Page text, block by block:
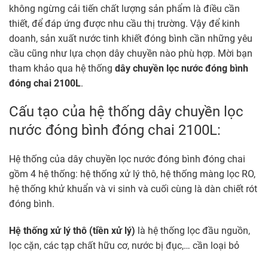
không ngừng cải tiến chất lượng sản phẩm là điều cần
thiết, để đáp ứng được nhu cầu thị trường. Vậy để kinh
doanh, sản xuất nước tinh khiết đóng bình cần những yêu
cầu cũng như lựa chọn dây chuyền nào phù hợp. Mời bạn
tham khảo qua hệ thống dây chuyền lọc nước đóng bình
đóng chai 2100L.
Cấu tạo của hệ thống dây chuyền lọc
nước đóng bình đóng chai 2100L:
Hệ thống của dây chuyền lọc nước đóng bình đóng chai
gồm 4 hệ thống: hệ thống xử lý thô, hệ thống màng lọc RO,
hệ thống khử khuẩn và vi sinh và cuối cùng là dàn chiết rót
đóng bình.
Hệ thống xử lý thô (tiền xử lý) là hệ thống lọc đầu nguồn,
lọc cặn, các tạp chất hữu cơ, nước bị đục,… cần loại bỏ